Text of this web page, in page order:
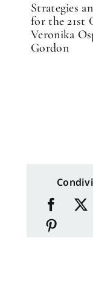
Strategies
for the 21st
Veronika
Gordon